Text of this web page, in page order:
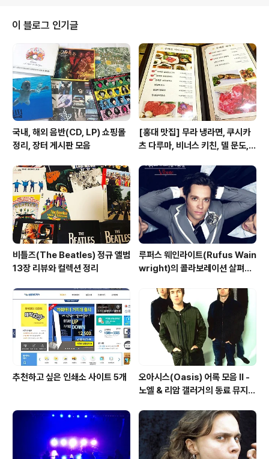
후 완료 공지를 하겠습니다. 감사합니다. :) 화이트퀸 드림
이 블로그 인기글
국내, 해외 음반(CD, LP) 쇼핑몰
정리, 장터 게시판 모음
[홍대 맛집] 무라 냉라면, 쿠시카
츠 다루마, 비너스 키친, 델 문도,
비틀즈(The Beatles) 정규 앨범
13장 리뷰와 컬렉션 정리
루퍼스 웨인라이트(Rufus Wain
wright)의 콜라보레이션 살펴보
추천하고 싶은 인쇄소 사이트 5개
오아시스(Oasis) 어록 모음 II -
노엘 & 리암 갤러거의 동료 뮤지션